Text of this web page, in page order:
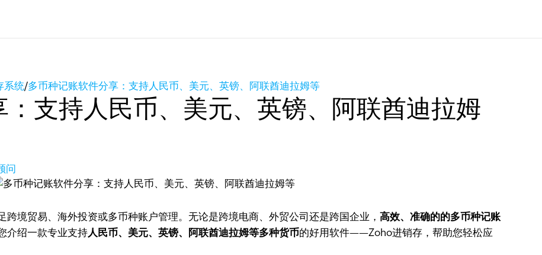
系统/多币种记账软件分享：支持人民币、美元、英镑、阿联酋迪拉姆等
支持人民币、美元、英镑、阿联酋迪拉姆
问
跨境贸易、海外投资或多币种账户管理。无论是跨境电商、外贸公司还是跨国企业，高效、准确的的多币种记账
介绍一款专业支持人民币、美元、英镑、阿联酋迪拉姆等多种货币的好用软件——Zoho进销存，帮助您轻松应